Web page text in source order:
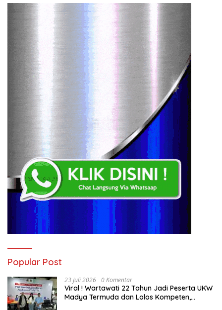
Popular Post
23 Juli 2026 0 Komentar
Viral ! Wartawati 22 Tahun Jadi Peserta UKW
Madya Termuda dan Lolos Kompeten,